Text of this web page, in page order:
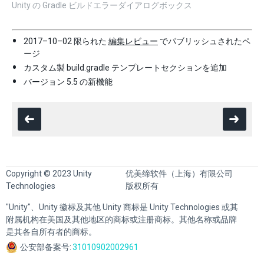
Unity の Gradle ビルドエラーダイアログボックス
2017–10–02 限られた 編集レビュー でパブリッシュされたペ
ージ
カスタム製 build.gradle テンプレートセクションを追加
バージョン 5.5 の新機能
Copyright © 2023 Unity
Technologies
优美缔软件（上海）有限公司
版权所有
"Unity"、Unity 徽标及其他 Unity 商标是 Unity Technologies 或其
附属机构在美国及其他地区的商标或注册商标。其他名称或品牌
是其各自所有者的商标。
公安部备案号:31010902002961